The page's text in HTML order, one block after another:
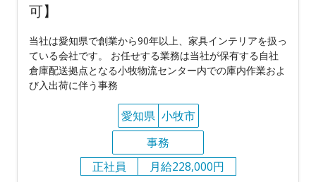
可】
当社は愛知県で創業から90年以上、家具インテリアを扱っ
ている会社です。 お任せする業務は当社が保有する自社
倉庫配送拠点となる小牧物流センター内での庫内作業およ
び入出荷に伴う事務
愛知県 小牧市
事務
正社員
月給228,000円